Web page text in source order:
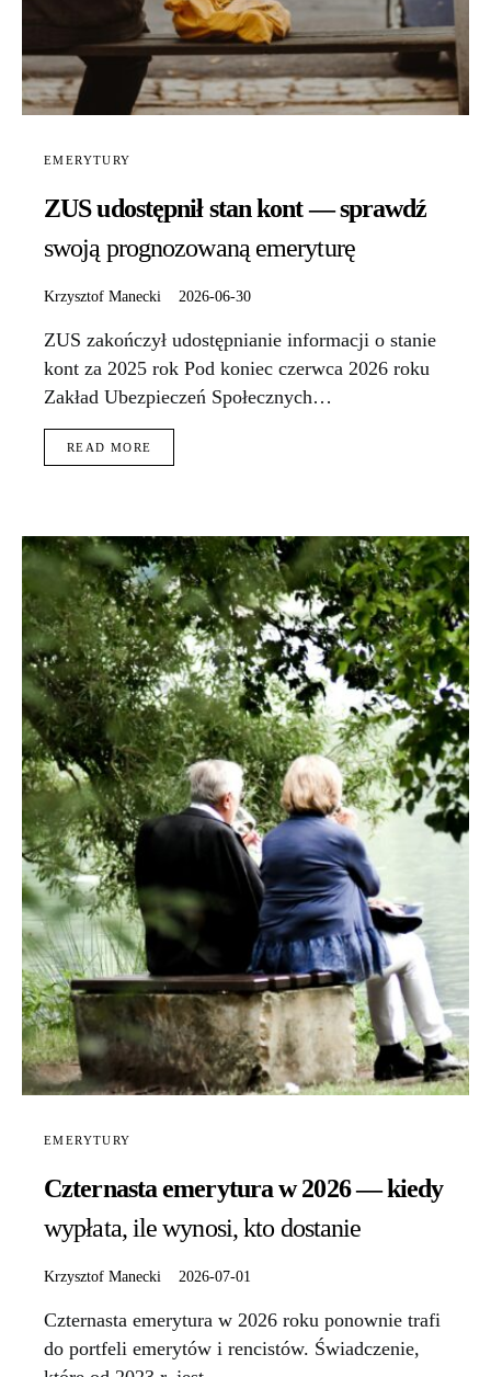
EMERYTURY
ZUS udostępnił stan kont — sprawdź
swoją prognozowaną emeryturę
Krzysztof Manecki 2026-06-30
ZUS zakończył udostępnianie informacji o stanie
kont za 2025 rok Pod koniec czerwca 2026 roku
Zakład Ubezpieczeń Społecznych…
READ MORE
EMERYTURY
Czternasta emerytura w 2026 — kiedy
wypłata, ile wynosi, kto dostanie
Krzysztof Manecki 2026-07-01
Czternasta emerytura w 2026 roku ponownie trafi
do portfeli emerytów i rencistów. Świadczenie,